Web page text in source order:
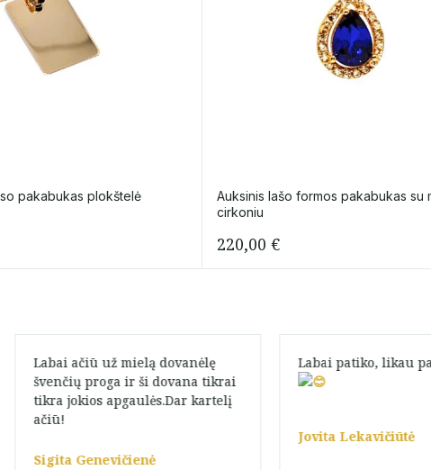
pakabukas plokštelė
Auksinis lašo formos pakabukas su
cirkoniu
220,00 €
Labai ačiū už mielą dovanėlę
švenčių proga ir ši dovana tikrai
tikra jokios apgaulės.Dar kartelį
ačiū!
Sigita Genevičienė
Labai patiko, likau
Jovita Lekavičiūtė